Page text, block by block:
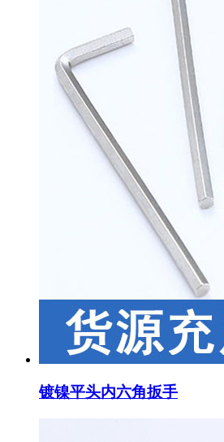
镀镍平头内六角扳手